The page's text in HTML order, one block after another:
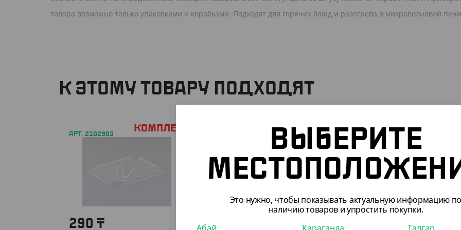
товара возможно только упаковками и коробками. Подходят для горячих блюд и разогрева в микроволновой
К ЭТОМУ ТОВАРУ ПОДХОДЯТ
АРТ. 2102903
Комплект
290 ₸
ВЫБЕРИТЕ
Это нужно, чтобы показывать актуальную информацию по
наличию товаров и упростить покупки.
Абай
Караганда
Талгар